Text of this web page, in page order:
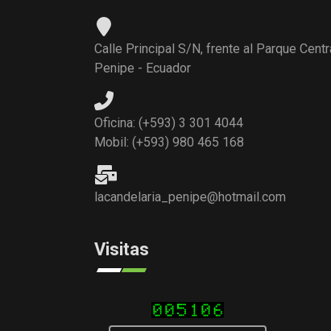
Calle Principal S/N, frente al Parque
Penipe - Ecuador
Oficina: (+593) 3 301 4044
Mobil: (+593) 980 465 168
lacandelaria_penipe@hotmail.com
Visitas